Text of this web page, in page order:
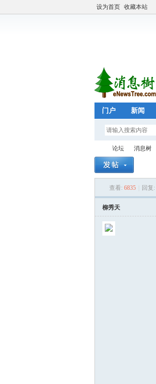
设为首页 收藏本站
门户 新闻
论坛
›
消息树
›
查看: 6835 回复:
柳秀天